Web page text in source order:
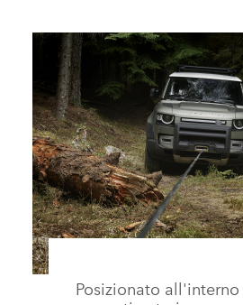
Posizionato